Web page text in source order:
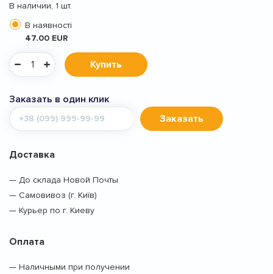
В наличии, 1 шт.
В наявності
47.00 EUR
Купить
Заказать в один клик
Мобильный
телефон
Заказать
Доставка
— До склада Новой Почты
— Самовивоз (г. Київ)
— Курьер по г. Киеву
Оплата
— Наличными при получении